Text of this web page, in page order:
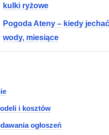
kulki ryżowe
Pogoda Ateny – kiedy
wody, miesiące
i kosztów
ogłoszeń